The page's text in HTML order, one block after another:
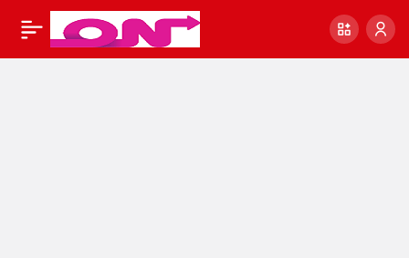
Son Dakika! 53 Paylaş